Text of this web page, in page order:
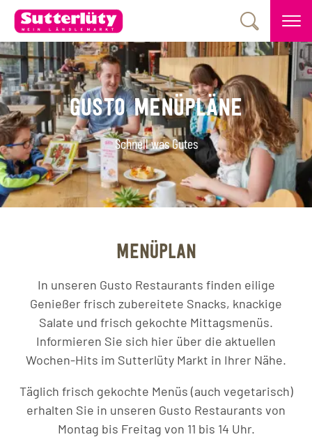
GUSTO MENÜPLÄNE
Schnell was Gutes
MENÜPLAN
In unseren Gusto Restaurants finden eilige
Genießer frisch zubereitete Snacks, knackige
Salate und frisch gekochte Mittagsmenüs.
Informieren Sie sich hier über die aktuellen
Wochen-Hits im Sutterlüty Markt in Ihrer Nähe.
Täglich frisch gekochte Menüs (auch vegetarisch)
erhalten Sie in unseren Gusto Restaurants von
Montag bis Freitag von 11 bis 14 Uhr.